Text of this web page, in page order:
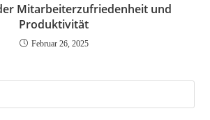
Mitarbeiterzufriedenheit und
Produktivität
Februar 26, 2025